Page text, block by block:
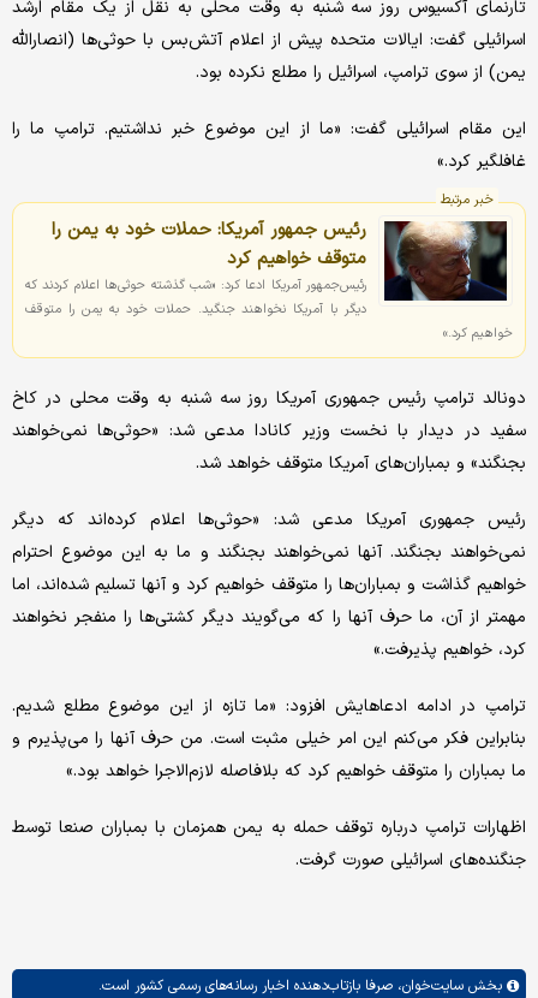
تارنمای آکسیوس روز سه شنبه به وقت محلی به نقل از یک مقام ارشد
اسرائیلی گفت: ایالات متحده پیش از اعلام آتش‌بس با حوثی‌ها (انصارالله
یمن) از سوی ترامپ، اسرائیل را مطلع نکرده بود.
این مقام اسرائیلی گفت: «ما از این موضوع خبر نداشتیم. ترامپ ما را
غافلگیر کرد.»
خبر مرتبط
رئیس جمهور آمریکا: حملات خود به یمن را
متوقف خواهیم کرد
رئیس‌جمهور آمریکا ادعا کرد: «شب گذشته حوثی‌ها اعلام کردند که
دیگر با آمریکا نخواهند جنگید. حملات خود به یمن را متوقف
خواهیم کرد.»
دونالد ترامپ رئیس جمهوری آمریکا روز سه شنبه به وقت محلی در کاخ
سفید در دیدار با نخست وزیر کانادا مدعی شد: «حوثی‌ها نمی‌خواهند
بجنگند» و بمباران‌های آمریکا متوقف خواهد شد.
رئیس جمهوری آمریکا مدعی شد: «حوثی‌ها اعلام کرده‌اند که دیگر
نمی‌خواهند بجنگند. آنها نمی‌خواهند بجنگند و ما به این موضوع احترام
خواهیم گذاشت و بمباران‌ها را متوقف خواهیم کرد و آنها تسلیم شده‌اند، اما
مهمتر از آن، ما حرف آنها را که می‌گویند دیگر کشتی‌ها را منفجر نخواهند
کرد، خواهیم پذیرفت.»
ترامپ در ادامه ادعاهایش افزود: «ما تازه از این موضوع مطلع شدیم.
بنابراین فکر می‌کنم این امر خیلی مثبت است. من حرف آنها را می‌پذیرم و
ما بمباران را متوقف خواهیم کرد که بلافاصله لازم‌الاجرا خواهد بود.»
اظهارات ترامپ درباره توقف حمله به یمن همزمان با بمباران صنعا توسط
جنگنده‌های اسرائیلی صورت گرفت.
بخش سایت‌خوان، صرفا بازتاب‌دهنده اخبار رسانه‌های رسمی کشور است.